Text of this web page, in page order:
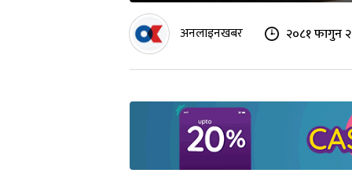
अनलाइनखबर २०८१ फागुन